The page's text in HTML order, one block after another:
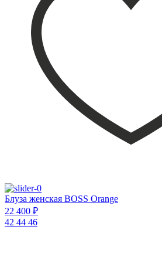
Блуза женская BOSS Orange
22 400 ₽
42 44 46